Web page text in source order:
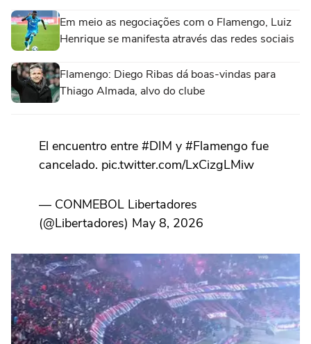
Em meio as negociações com o Flamengo, Luiz
Henrique se manifesta através das redes sociais
Flamengo: Diego Ribas dá boas-vindas para
Thiago Almada, alvo do clube
El encuentro entre #DIM y #Flamengo fue
cancelado. pic.twitter.com/LxCizgLMiw
— CONMEBOL Libertadores
(@Libertadores) May 8, 2026